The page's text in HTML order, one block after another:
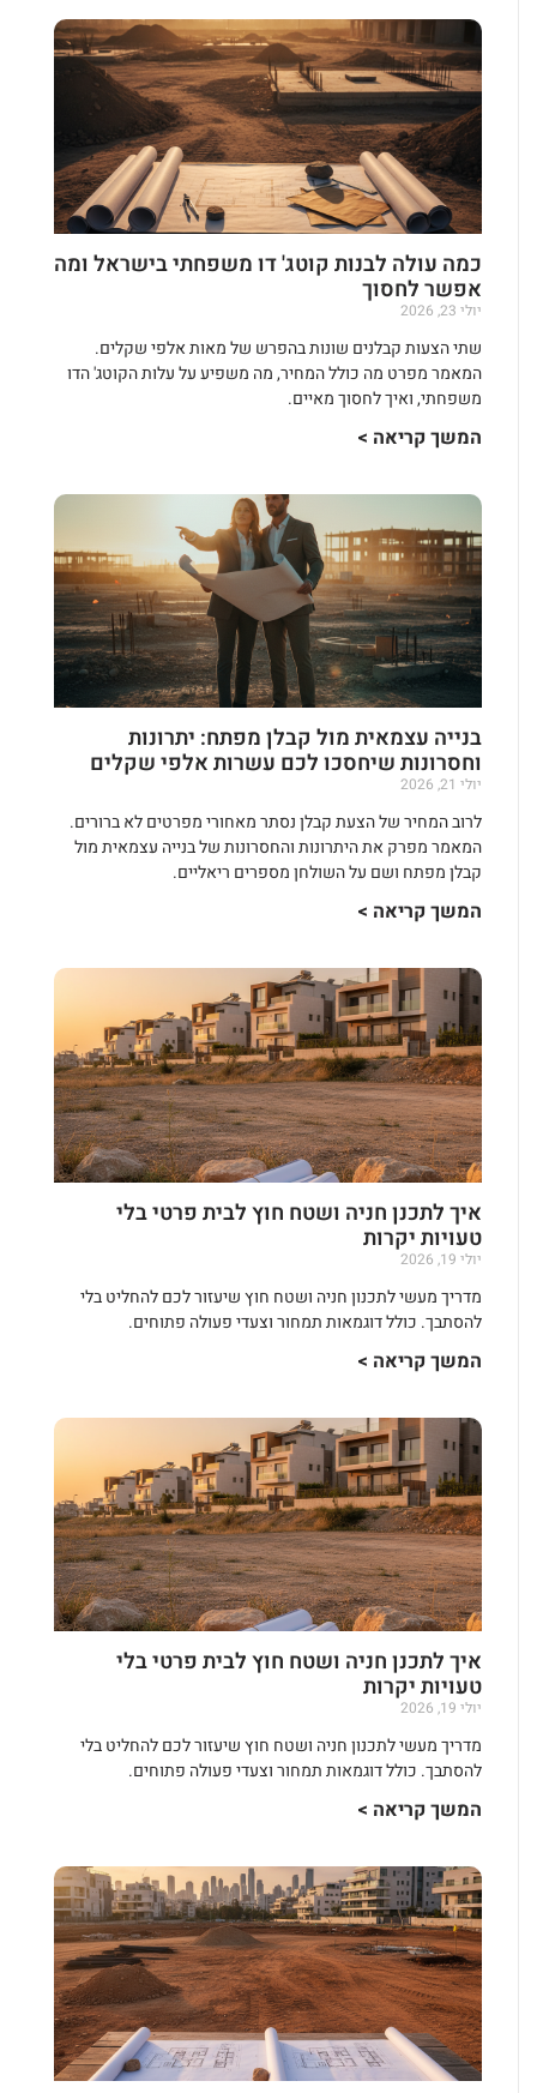
כמה עולה לבנות קוטג' דו משפחתי בישראל ומה
אפשר לחסוך
יולי 23, 2026
שתי הצעות קבלנים שונות בהפרש של מאות אלפי שקלים.
המאמר מפרט מה כולל המחיר, מה משפיע על עלות הקוטג' הדו
משפחתי, ואיך לחסוך מאיים.
המשך קריאה >
בנייה עצמאית מול קבלן מפתח: יתרונות
וחסרונות שיחסכו לכם עשרות אלפי שקלים
יולי 21, 2026
לרוב המחיר של הצעת קבלן נסתר מאחורי מפרטים לא ברורים.
המאמר מפרק את היתרונות והחסרונות של בנייה עצמאית מול
קבלן מפתח ושם על השולחן מספרים ריאליים.
המשך קריאה >
איך לתכנן חניה ושטח חוץ לבית פרטי בלי
טעויות יקרות
יולי 19, 2026
מדריך מעשי לתכנון חניה ושטח חוץ שיעזור לכם להחליט בלי
להסתבך. כולל דוגמאות תמחור וצעדי פעולה פתוחים.
המשך קריאה >
איך לתכנן חניה ושטח חוץ לבית פרטי בלי
טעויות יקרות
יולי 19, 2026
מדריך מעשי לתכנון חניה ושטח חוץ שיעזור לכם להחליט בלי
להסתבך. כולל דוגמאות תמחור וצעדי פעולה פתוחים.
המשך קריאה >